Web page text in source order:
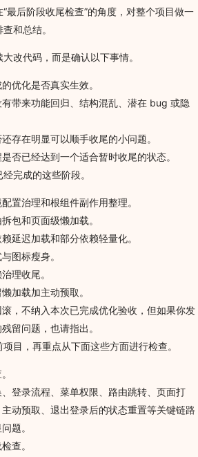
最后阶段收尾检查”的角度，对整个项目做一
和总结。
改代码，而是确认以下事情。
优化是否真实生效。
带来功能回归、结构混乱、潜在 bug 或隐
存在明显可以顺手收尾的小问题。
否已经达到一个适合暂时收尾的状态。
完成的这些阶段。
置治理和根组件副作用整理。
包和页面级懒加载。
延迟加载和部分依赖轻量化。
图标瘦身。
理收尾。
加载加主动预取。
，不纳入本次已完成优化验收，但如果你发
留问题，也请指出。
目，再重点从下面这些方面进行检查。
登录流程、菜单权限、路由跳转、页面打
动预取、退出登录后的状态重置等关键链路
题。
查。